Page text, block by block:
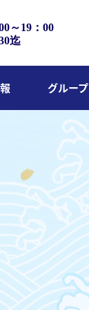
～19：00
迄
グループ